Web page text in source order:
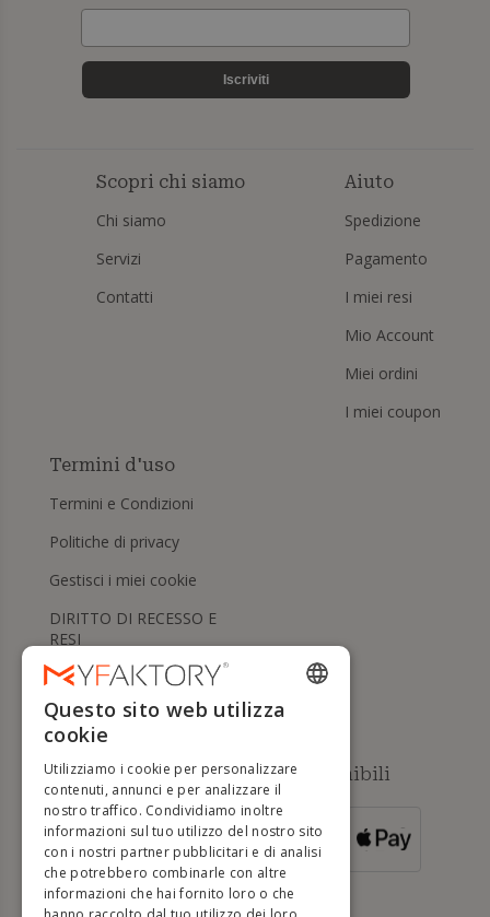
Iscriviti
Scopri chi siamo
Chi siamo
Servizi
Contatti
Aiuto
Spedizione
Pagamento
I miei resi
Mio Account
Miei ordini
I miei coupon
Termini d'uso
Termini e Condizioni
Politiche di privacy
Gestisci i miei cookie
DIRITTO DI RECESSO E
RESI
Aiuto
Metodi di pagamento disponibili
SUPERIORI A
500 €
ENGLISH
DUTCH
GERMAN
PORTUGUESE
Questo sito web utilizza
cookie
Utilizziamo i cookie per personalizzare
contenuti, annunci e per analizzare il
nostro traffico. Condividiamo inoltre
informazioni sul tuo utilizzo del nostro sito
con i nostri partner pubblicitari e di analisi
che potrebbero combinarle con altre
informazioni che hai fornito loro o che